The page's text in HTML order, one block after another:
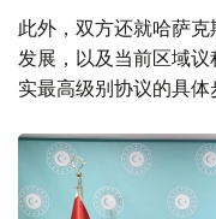
此外，双方还就哈萨
发展，以及当前区域
实最高级别协议的具体